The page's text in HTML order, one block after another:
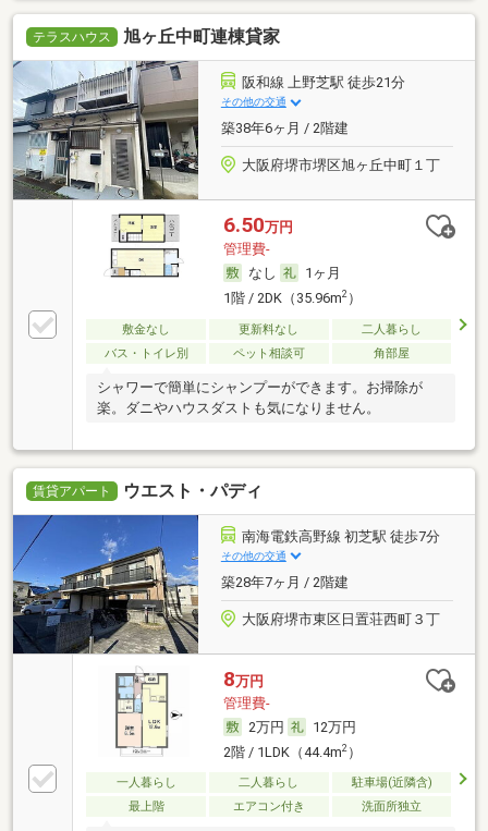
テラスハウス 旭ヶ丘中町連棟貸家
阪和線 上野芝駅 徒歩21分
その他の交通
築38年6ヶ月 / 2階建
大阪府堺市堺区旭ヶ丘中町１丁
6.50万円
管理費-
なし
1ヶ月
1階 / 2DK（35.96m2）
敷金なし 更新料なし
二人暮らし
バス・トイレ別
ペット相談可 角部屋
シャワーで簡単にシャンプーができます。お掃除が
楽。ダニやハウスダストも気になりません。
賃貸アパート ウエスト・パディ
南海電鉄高野線 初芝駅 徒歩7分
その他の交通
築28年7ヶ月 / 2階建
大阪府堺市東区日置荘西町３丁
8万円
管理費-
2万円
12万円
2階 / 1LDK（44.4m2）
一人暮らし 二人暮らし
駐車場(近隣含)
最上階
エアコン付き 洗面所独立